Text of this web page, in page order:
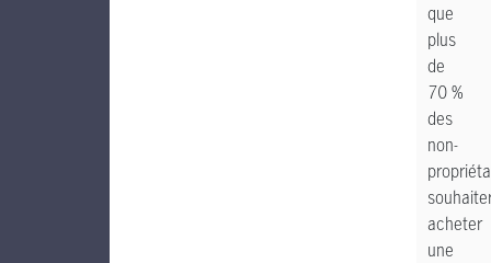
que
plus
de
70 %
des
non-
acheter
une